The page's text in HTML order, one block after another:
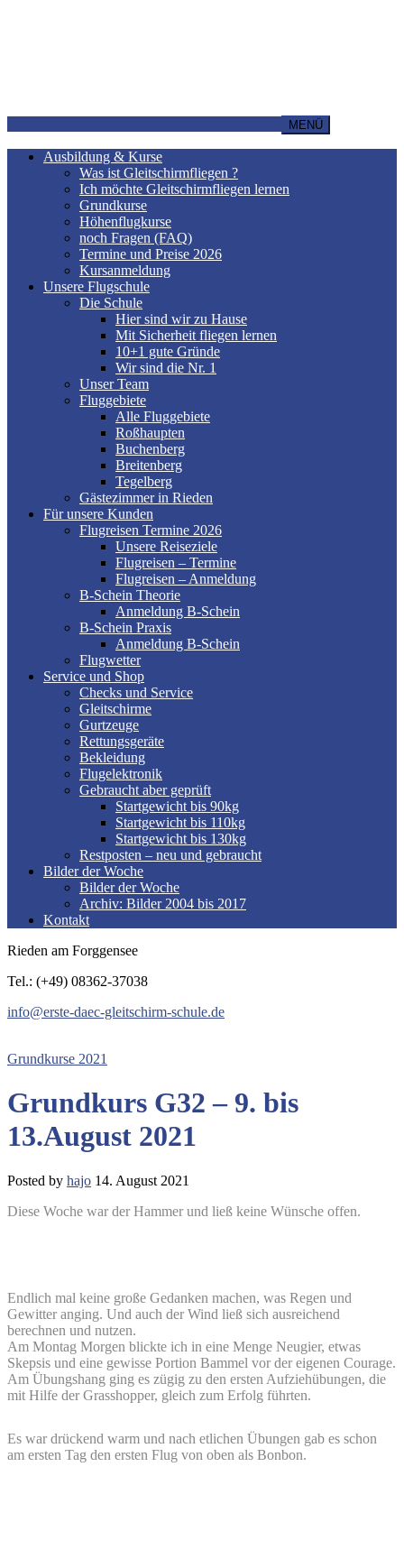
MENÜ
Ausbildung & Kurse
Was ist Gleitschirmfliegen ?
Ich möchte Gleitschirmfliegen lernen
Grundkurse
Höhenflugkurse
noch Fragen (FAQ)
Termine und Preise 2026
Kursanmeldung
Unsere Flugschule
Die Schule
Hier sind wir zu Hause
Mit Sicherheit fliegen lernen
10+1 gute Gründe
Wir sind die Nr. 1
Unser Team
Fluggebiete
Alle Fluggebiete
Roßhaupten
Buchenberg
Breitenberg
Tegelberg
Gästezimmer in Rieden
Für unsere Kunden
Flugreisen Termine 2026
Unsere Reiseziele
Flugreisen – Termine
Flugreisen – Anmeldung
B-Schein Theorie
Anmeldung B-Schein
B-Schein Praxis
Anmeldung B-Schein
Flugwetter
Service und Shop
Checks und Service
Gleitschirme
Gurtzeuge
Rettungsgeräte
Bekleidung
Flugelektronik
Gebraucht aber geprüft
Startgewicht bis 90kg
Startgewicht bis 110kg
Startgewicht bis 130kg
Restposten – neu und gebraucht
Bilder der Woche
Bilder der Woche
Archiv: Bilder 2004 bis 2017
Kontakt
Rieden am Forggensee
Tel.: (+49) 08362-37038
info@erste-daec-gleitschirm-schule.de
Grundkurse 2021
Grundkurs G32 – 9. bis
13.August 2021
Posted by hajo 14. August 2021
Diese Woche war der Hammer und ließ keine Wünsche offen.
Endlich mal keine große Gedanken machen, was Regen und
Gewitter anging. Und auch der Wind ließ sich ausreichend
berechnen und nutzen.
Am Montag Morgen blickte ich in eine Menge Neugier, etwas
Skepsis und eine gewisse Portion Bammel vor der eigenen Courage.
Am Übungshang ging es zügig zu den ersten Aufziehübungen, die
mit Hilfe der Grasshopper, gleich zum Erfolg führten.
Es war drückend warm und nach etlichen Übungen gab es schon
am ersten Tag den ersten Flug von oben als Bonbon.